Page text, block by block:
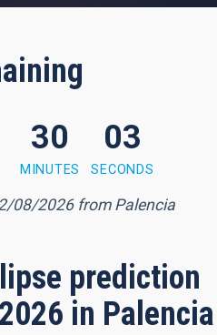
30
MINUTES
02
SECONDS
08/2026 from Palencia
prediction
in Palencia